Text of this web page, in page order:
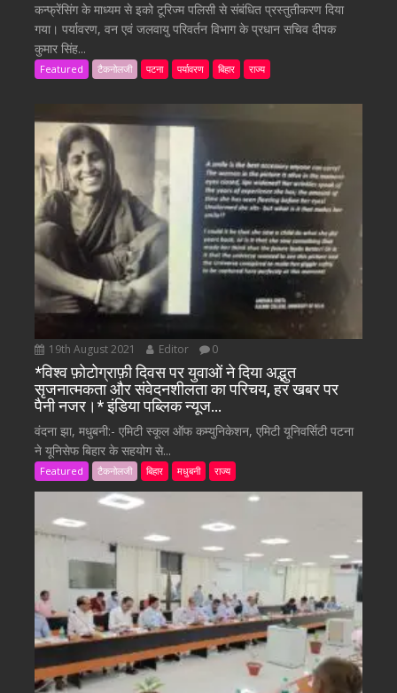
कन्फ्रेंसिंग के माध्यम से इको टूरिज्म पलिसी से संबंधित प्रस्तुतीकरण दिया
गया। पर्यावरण, वन एवं जलवायु परिवर्तन विभाग के प्रधान सचिव दीपक
कुमार सिंह...
Featured टैकनोलजी पटना पर्यावरण बिहार राज्य
19th August 2021 Editor 0
*विश्व फ़ोटोग्राफ़ी दिवस पर युवाओं ने दिया अद्भुत
सृजनात्मकता और संवेदनशीलता का परिचय, हर खबर पर
पैनी नजर।* इंडिया पब्लिक न्यूज…
वंदना झा, मधुबनी:- एमिटी स्कूल ऑफ कम्युनिकेशन, एमिटी यूनिवर्सिटी पटना
ने यूनिसेफ बिहार के सहयोग से...
Featured टैकनोलजी बिहार मधुबनी राज्य